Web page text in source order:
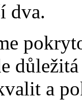
dva.
a